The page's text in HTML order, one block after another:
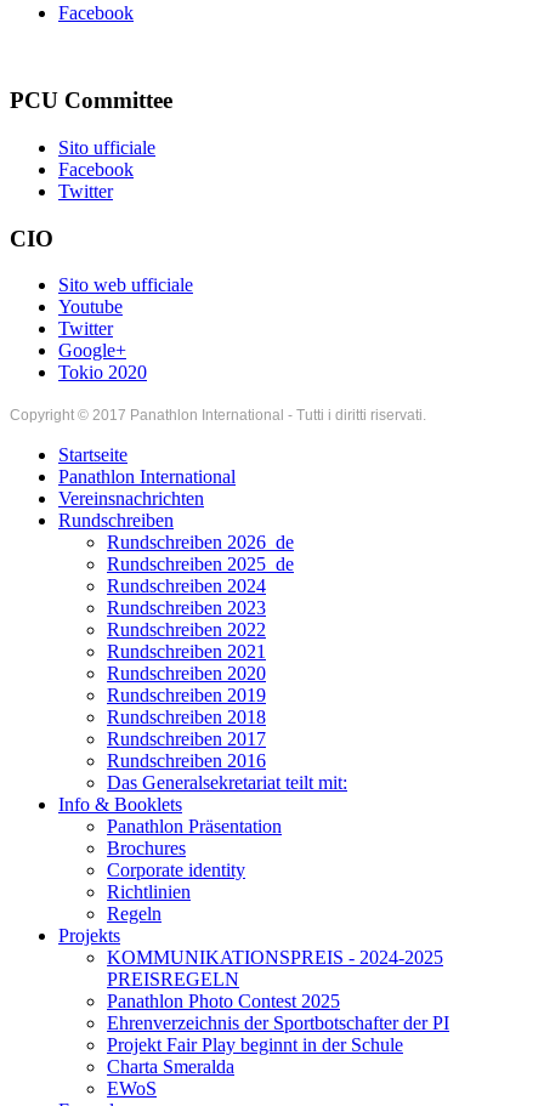
Facebook
PCU Committee
Sito ufficiale
Facebook
Twitter
CIO
Sito web ufficiale
Youtube
Twitter
Google+
Tokio 2020
Copyright © 2017 Panathlon International - Tutti i diritti riservati.
Startseite
Panathlon International
Vereinsnachrichten
Rundschreiben
Rundschreiben 2026_de
Rundschreiben 2025_de
Rundschreiben 2024
Rundschreiben 2023
Rundschreiben 2022
Rundschreiben 2021
Rundschreiben 2020
Rundschreiben 2019
Rundschreiben 2018
Rundschreiben 2017
Rundschreiben 2016
Das Generalsekretariat teilt mit:
Info & Booklets
Panathlon Präsentation
Brochures
Corporate identity
Richtlinien
Regeln
Projekts
KOMMUNIKATIONSPREIS - 2024-2025
PREISREGELN
Panathlon Photo Contest 2025
Ehrenverzeichnis der Sportbotschafter der PI
Projekt Fair Play beginnt in der Schule
Charta Smeralda
EWoS